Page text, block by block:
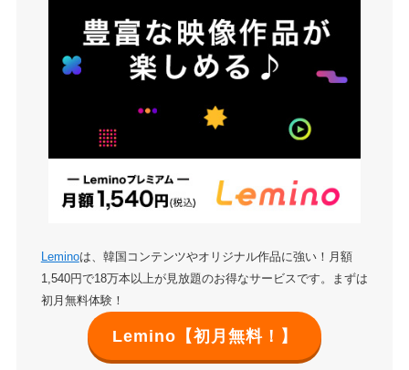
Leminoは、韓国コンテンツやオリジナル作品に強い！月額
1,540円で18万本以上が見放題のお得なサービスです。まずは
初月無料体験！
Lemino【初月無料！】